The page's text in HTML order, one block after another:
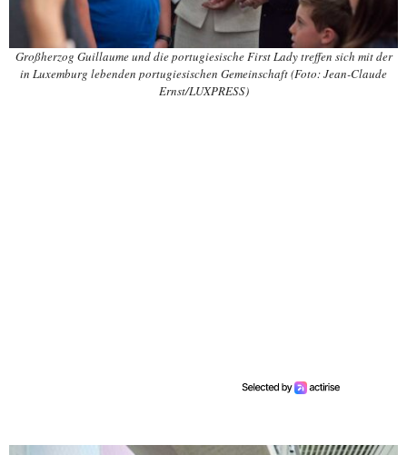
Großherzog Guillaume und die portugiesische First Lady treffen sich mit der
in Luxemburg lebenden portugiesischen Gemeinschaft (Foto: Jean-Claude
Ernst/LUXPRESS)